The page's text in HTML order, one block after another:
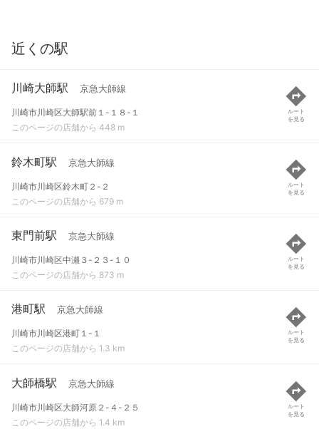
近くの駅
川崎大師駅 京急大師線
川崎市川崎区大師駅前１-１８-１
このページの店舗から 448 m
ルート
を見る
鈴木町駅 京急大師線
川崎市川崎区鈴木町２-２
このページの店舗から 679 m
ルート
を見る
東門前駅 京急大師線
川崎市川崎区中瀬３-２３-１０
このページの店舗から 873 m
ルート
を見る
港町駅 京急大師線
川崎市川崎区港町１-１
このページの店舗から 1.3 km
ルート
を見る
大師橋駅 京急大師線
川崎市川崎区大師河原２-４-２５
このページの店舗から 1.4 km
ルート
を見る